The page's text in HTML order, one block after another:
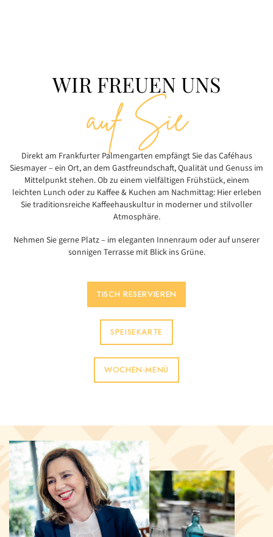
WIR FREUEN UNS
auf Sie
Direkt am Frankfurter Palmengarten empfängt Sie das Caféhaus
Siesmayer – ein Ort, an dem Gastfreundschaft, Qualität und Genuss im
Mittelpunkt stehen. Ob zu einem vielfältigen Frühstück, einem
leichten Lunch oder zu Kaffee & Kuchen am Nachmittag: Hier erleben
Sie traditionsreiche Kaffeehauskultur in moderner und stilvoller
Atmosphäre.
Nehmen Sie gerne Platz – im eleganten Innenraum oder auf unserer
sonnigen Terrasse mit Blick ins Grüne.
TISCH RESERVIEREN
SPEISEKARTE
WOCHEN-MENÜ